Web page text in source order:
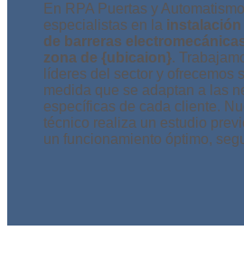
En RPA Puertas y
especialistas en la
de barreras
zona de {ubicaion}.
líderes del sector y ofrecemos
medida que se adaptan a las
específicas de cada cliente.
técnico realiza un estudio
un funcionamiento óptimo,